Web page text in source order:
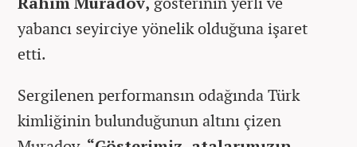
yabancı seyirciye yönelik olduğuna işaret
etti.
Sergilenen performansın odağında Türk
kimliğinin bulunduğunun altını çizen